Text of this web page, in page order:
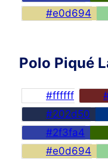
#e0d694
Polo Piqué
#ffffff
#202d50
#2f3fa4
#e0d694